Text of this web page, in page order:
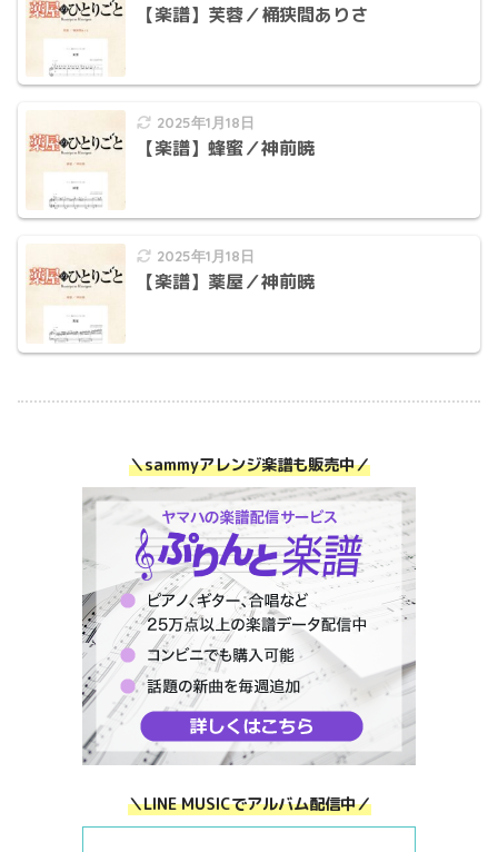
【楽譜】芙蓉／桶狭間ありさ
2025年1月18日
【楽譜】蜂蜜／神前暁
2025年1月18日
【楽譜】薬屋／神前暁
＼sammyアレンジ楽譜も販売中／
＼LINE MUSICでアルバム配信中／